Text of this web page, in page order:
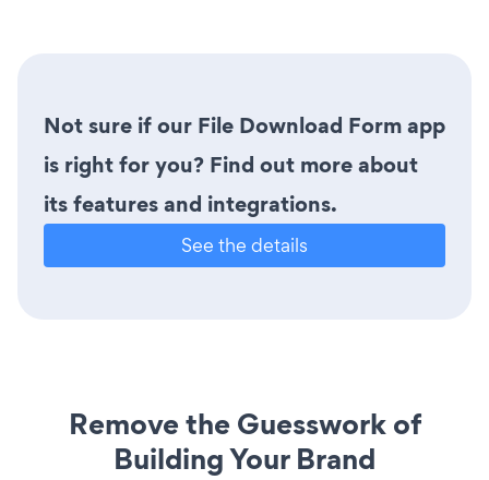
Not sure if our File Download Form app
is right for you? Find out more about
its features and integrations.
See the details
Remove the Guesswork of
Building Your Brand